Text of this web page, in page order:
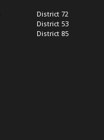
District 72
District 53
District 85